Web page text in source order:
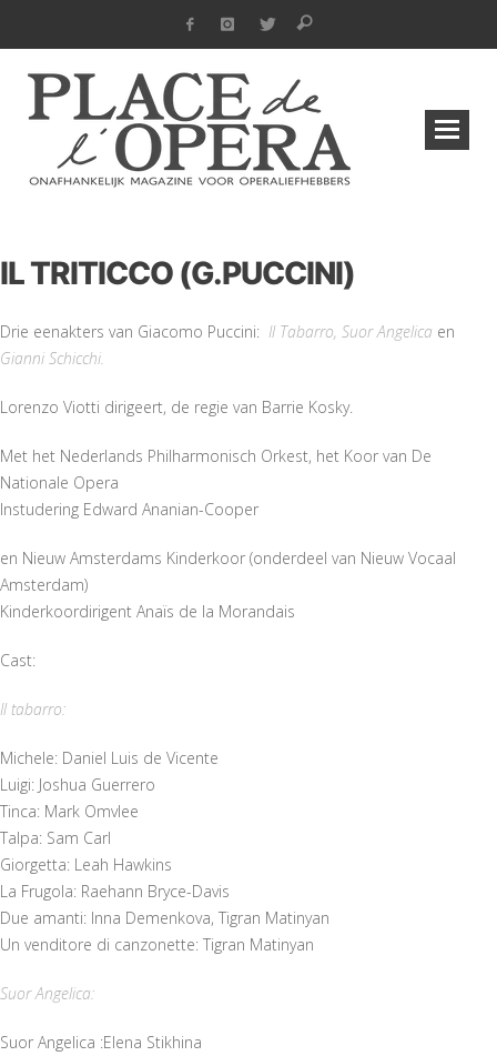
IL TRITICCO (G.PUCCINI)
Drie eenakters van Giacomo Puccini: Il Tabarro, Suor Angelica en
Gianni Schicchi.
Lorenzo Viotti dirigeert, de regie van Barrie Kosky.
Met het Nederlands Philharmonisch Orkest, het Koor van De
Nationale Opera
Instudering Edward Ananian-Cooper
en Nieuw Amsterdams Kinderkoor (onderdeel van Nieuw Vocaal
Amsterdam)
Kinderkoordirigent Anaïs de la Morandais
Cast:
Il tabarro:
Michele: Daniel Luis de Vicente
Luigi: Joshua Guerrero
Tinca: Mark Omvlee
Talpa: Sam Carl
Giorgetta: Leah Hawkins
La Frugola: Raehann Bryce-Davis
Due amanti: Inna Demenkova, Tigran Matinyan
Un venditore di canzonette: Tigran Matinyan
Suor Angelica:
Suor Angelica :Elena Stikhina